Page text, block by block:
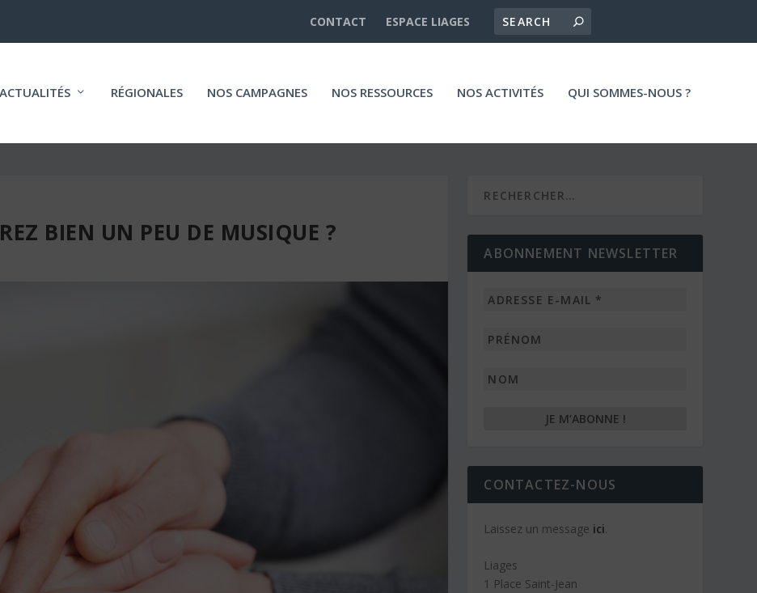
CONTACT ESPACE LIAGES
ACTUALITÉS RÉGIONALES NOS CAMPAGNES NOS RESSOURCES NOS ACTIVITÉS QUI SOMMES-NOUS ?
BIEN UN PEU DE MUSIQUE ?
ABONNEMENT NEWSLETTER
Adresse
*
Prénom
Nom
CONTACTEZ-NOUS
Laissez un message ici.
Liages
1 Place Saint-Jean